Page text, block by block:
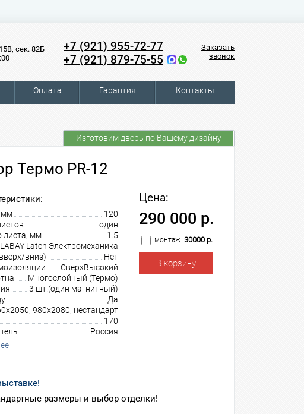
сек. 82Б
+7 (921) 955-72-77
+7 (921) 879-75-55
Заказать
звонок
Оплата Гарантия Контакты
Изготовим дверь по Вашему дизайну
Термо PR-12
мм
120
один
листа, мм
1.5
Latch Электромеханика
вниз)
Нет
СверхВысокий
Многослойный (Термо)
3 шт.(один магнитный)
Да
980х2080; нестандарт
170
Россия
Цена:
290 000 р.
монтаж: 30000 р.
размеры и выбор отделки!